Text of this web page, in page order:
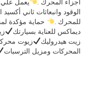
أجزاء المحرك .
يعمل علي
الوقود وانبعاثات ثاني أكسيد
للمحرك .
حماية مؤكدة
ديماكس للعناية بسيارتك
زيت هيدروليك
زيوت
المحركات ومزيل الترسبات